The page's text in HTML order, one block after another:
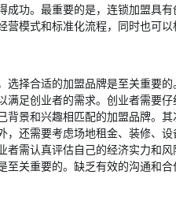
成功。最重要的是，连锁加盟具
营模式和标准化流程，同时也可
选择合适的加盟品牌是至关重要
满足创业者的需求。创业者需要
背景和兴趣相匹配的加盟品牌。
，还需要考虑场地租金、装修、
者需认真评估自己的经济实力和
至关重要的。缺乏有效的沟通和